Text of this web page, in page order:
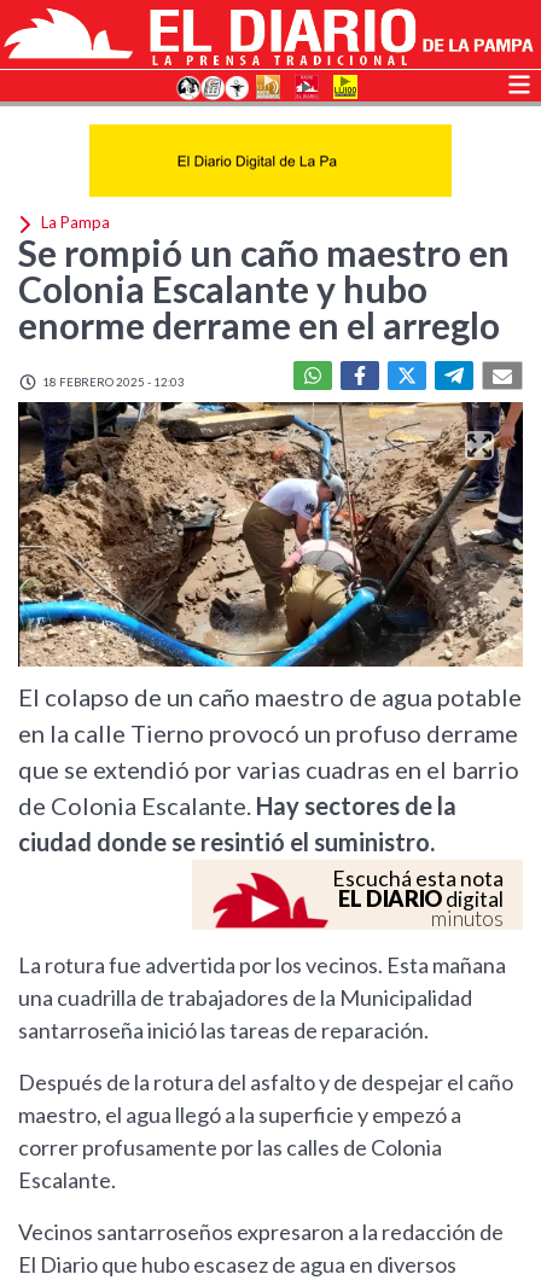
La Pampa
Se rompió un caño maestro en
Colonia Escalante y hubo
enorme derrame en el arreglo
18 FEBRERO 2025 - 12:03
El colapso de un caño maestro de agua potable
en la calle Tierno provocó un profuso derrame
que se extendió por varias cuadras en el barrio
de Colonia Escalante. Hay sectores de la
ciudad donde se resintió el suministro.
Escuchá esta nota
EL DIARIOdigital
minutos
La rotura fue advertida por los vecinos. Esta mañana
una cuadrilla de trabajadores de la Municipalidad
santarroseña inició las tareas de reparación.
Después de la rotura del asfalto y de despejar el caño
maestro, el agua llegó a la superficie y empezó a
correr profusamente por las calles de Colonia
Escalante.
Vecinos santarroseños expresaron a la redacción de
El Diario que hubo escasez de agua en diversos